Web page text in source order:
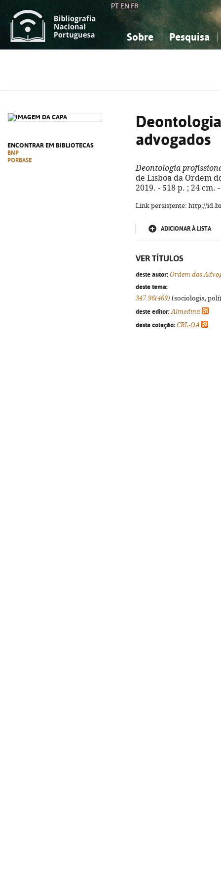
PT EN FR
Sobre Pesquisa
ENCONTRAR EM BIBLIOTECAS
BNP
PORBASE
advogados
Deontologia
de Lisboa da Ordem
2019. - 518 p. ; 24 cm.
Link persistente: http://
ADICIONAR À LISTA
VER TÍTULOS
deste autor: Ordem dos
deste tema:
347.96(469) (sociologia,
deste editor: Almedina
desta coleção: CRL-OA